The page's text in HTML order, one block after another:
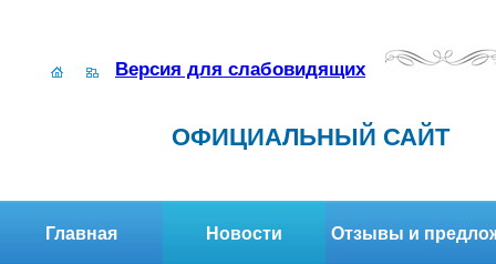
Версия для слабовидящих
ОФИЦИАЛЬНЫЙ САЙТ
Главная Новости Отзывы и